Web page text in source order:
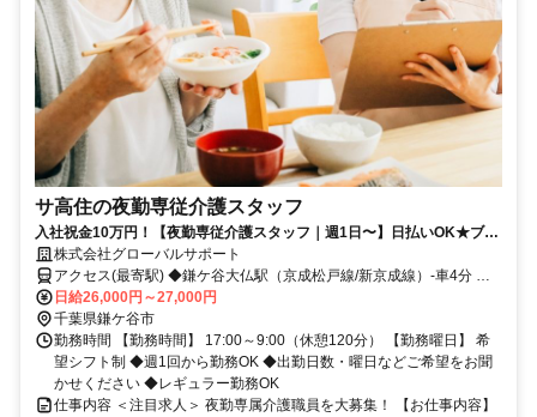
サ高住の夜勤専従介護スタッフ
入社祝金10万円！【夜勤専従介護スタッフ｜週1日〜】日払いOK★ブラ
ンクOK／Wワーク・扶養内OK／髪色自由
株式会社グローバルサポート
アクセス(最寄駅) ◆鎌ケ谷大仏駅（京成松戸線/新京成線）-車4分 ◆
馬込沢駅（東武アーバンパークライン）-車4分 ◆二和向台駅（京成松
戸線/新京成線）-車7分
日給26,000円～27,000円
千葉県鎌ケ谷市
勤務時間 【勤務時間】 17:00～9:00（休憩120分） 【勤務曜日】 希
望シフト制 ◆週1回から勤務OK ◆出勤日数・曜日などご希望をお聞
かせください ◆レギュラー勤務OK
仕事内容 ＜注目求人＞ 夜勤専属介護職員を大募集！ 【お仕事内容】